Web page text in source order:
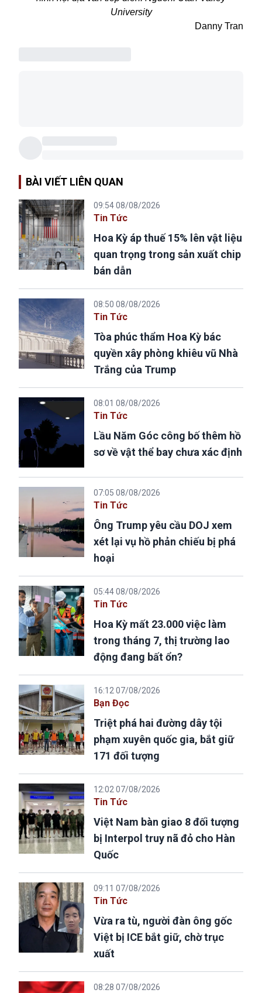
University
Danny Tran
BÀI VIẾT LIÊN QUAN
09:54 08/08/2026
Tin Tức
Hoa Kỳ áp thuế 15% lên vật liệu
quan trọng trong sản xuất chip
bán dẫn
08:50 08/08/2026
Tin Tức
Tòa phúc thẩm Hoa Kỳ bác
quyền xây phòng khiêu vũ Nhà
Trắng của Trump
08:01 08/08/2026
Tin Tức
Lầu Năm Góc công bố thêm hồ
sơ về vật thể bay chưa xác định
07:05 08/08/2026
Tin Tức
Ông Trump yêu cầu DOJ xem
xét lại vụ hồ phản chiếu bị phá
hoại
05:44 08/08/2026
Tin Tức
Hoa Kỳ mất 23.000 việc làm
trong tháng 7, thị trường lao
động đang bất ổn?
16:12 07/08/2026
Bạn Đọc
Triệt phá hai đường dây tội
phạm xuyên quốc gia, bắt giữ
171 đối tượng
12:02 07/08/2026
Tin Tức
Việt Nam bàn giao 8 đối tượng
bị Interpol truy nã đỏ cho Hàn
Quốc
09:11 07/08/2026
Tin Tức
Vừa ra tù, người đàn ông gốc
Việt bị ICE bắt giữ, chờ trục
xuất
08:28 07/08/2026